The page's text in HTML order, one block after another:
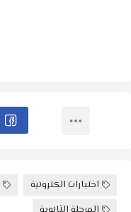
اختبارات الكترونية